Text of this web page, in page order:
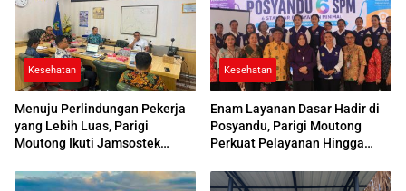
Kesehatan
Menuju Perlindungan Pekerja
yang Lebih Luas, Parigi
Moutong Ikuti Jamsostek
Kesehatan
Enam Layanan Dasar Hadir di
Posyandu, Parigi Moutong
Perkuat Pelayanan Hingga